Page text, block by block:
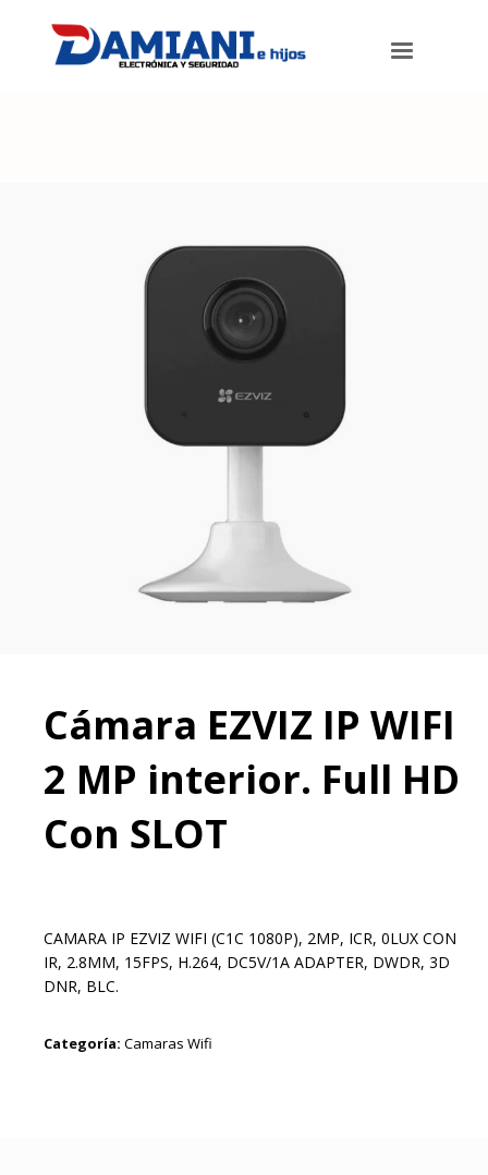
HD Con SLOT
Cámara EZVIZ IP WIFI
2 MP interior. Full HD
Con SLOT
CAMARA IP EZVIZ WIFI (C1C 1080P), 2MP, ICR, 0LUX CON
IR, 2.8MM, 15FPS, H.264, DC5V/1A ADAPTER, DWDR, 3D
DNR, BLC.
Categoría: Camaras Wifi